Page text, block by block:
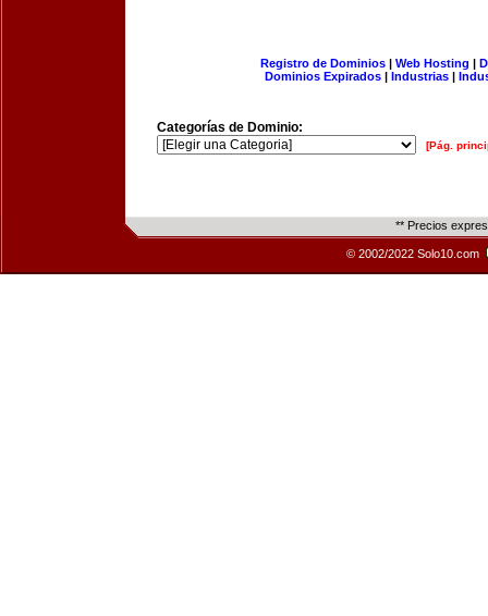
Registro de Dominios| Web Hosting |
Dominios Expirados | Industrias |
Categorías de Dominio:
[Pág.
** Precios
© 2002/2022 Solo10.com